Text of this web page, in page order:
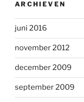
ARCHIEVEN
juni 2016
november 2012
december 2009
september 2009